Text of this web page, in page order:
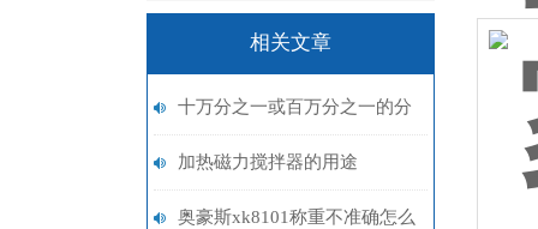
相关文章
十万分之一或百万分之一的分
析天平哪个牌子的好？
加热磁力搅拌器的用途
奥豪斯xk8101称重不准确怎么